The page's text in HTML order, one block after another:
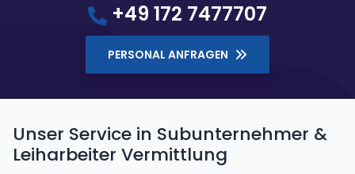
+49 172 7477707
PERSONAL ANFRAGEN
Unser Service in Subunternehmer &
Leiharbeiter Vermittlung